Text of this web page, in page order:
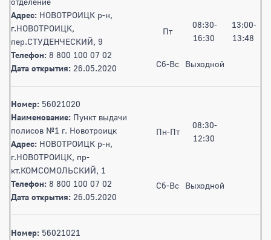
Адрес: НОВОТРОИЦК р-н,
г.НОВОТРОИЦК,
пер.СТУДЕНЧЕСКИЙ, 9
Телефон: 8 800 100 07 02
Дата открытия: 26.05.2020
Пт
08:30-
16:30
13:00-
13:48
Сб-Вс Выходной
Номер: 56021020
Наименование: Пункт выдачи
полисов №1 г. Новотроицк
Адрес: НОВОТРОИЦК р-н,
г.НОВОТРОИЦК, пр-
кт.КОМСОМОЛЬСКИЙ, 1
Телефон: 8 800 100 07 02
Дата открытия: 26.05.2020
Пн-Пт
08:30-
12:30
Сб-Вс Выходной
Номер: 56021021